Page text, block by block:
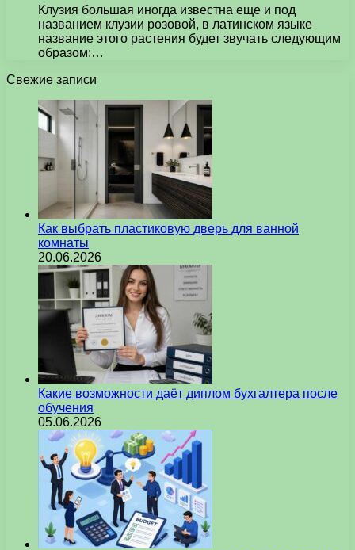
Клузия большая иногда известна еще и под
названием клузии розовой, в латинском языке
название этого растения будет звучать следующим
образом:…
Свежие записи
Как выбрать пластиковую дверь для ванной
комнаты
20.06.2026
Какие возможности даёт диплом бухгалтера после
обучения
05.06.2026